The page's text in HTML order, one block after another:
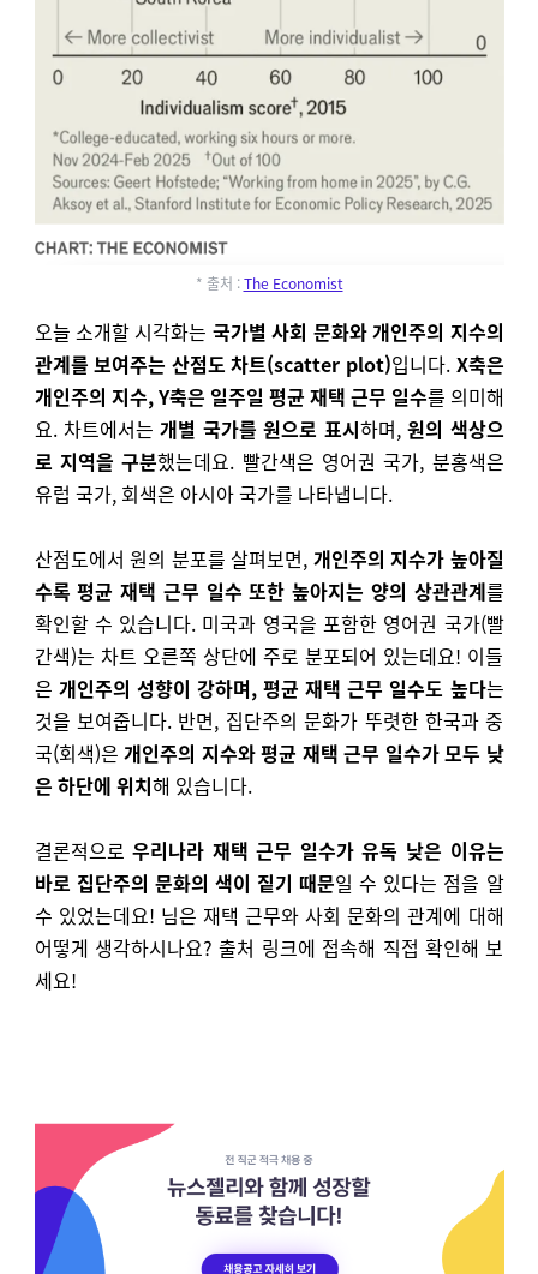
* 출처 :The Economist
오늘 소개할 시각화는 국가별 사회 문화와 개인주의 지수의
관계를 보여주는 산점도 차트(scatter plot)입니다. X축은
개인주의 지수, Y축은 일주일 평균 재택 근무 일수를 의미해
요. 차트에서는개별 국가를 원으로 표시하며,원의 색상으
로 지역을 구분했는데요. 빨간색은 영어권 국가, 분홍색은
유럽 국가, 회색은 아시아 국가를 나타냅니다.
산점도에서 원의 분포를 살펴보면, 개인주의 지수가 높아질
수록 평균 재택 근무 일수 또한 높아지는 양의 상관관계를
확인할 수 있습니다. 미국과 영국을 포함한 영어권 국가(빨
간색)는 차트 오른쪽 상단에 주로 분포되어 있는데요! 이들
은 개인주의 성향이 강하며, 평균 재택 근무 일수도 높다는
것을 보여줍니다. 반면, 집단주의 문화가 뚜렷한 한국과 중
국(회색)은 개인주의 지수와 평균 재택 근무 일수가 모두 낮
은 하단에 위치해 있습니다.
결론적으로우리나라 재택 근무 일수가 유독 낮은 이유는
바로 집단주의 문화의 색이 짙기 때문일 수 있다는 점을 알
수 있었는데요! 님은 재택 근무와 사회 문화의 관계에 대해
어떻게 생각하시나요? 출처 링크에 접속해 직접 확인해 보
세요!